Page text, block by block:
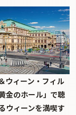
ウィーン・フィル
金のホール」で聴
ウィーンを満喫す